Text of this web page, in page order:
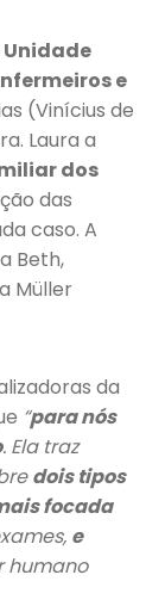
Unidade
e
(Vinícius de
Laura a
dos
das
caso. A
Beth,
Müller
da
“para nós
. Ela traz
dois tipos
focada
e
humano